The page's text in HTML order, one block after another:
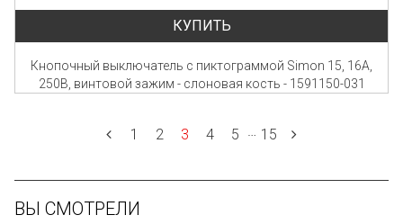
КУПИТЬ
Кнопочный выключатель с пиктограммой Simon 15, 16А,
250В, винтовой зажим - слоновая кость - 1591150-031
1 2 3 4 5 15
ВЫ СМОТРЕЛИ